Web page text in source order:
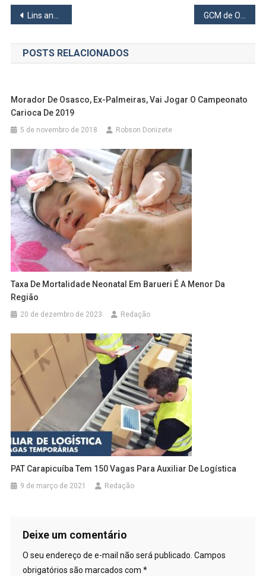
Navegação
de
Post
Lins anuncia que resultados de exames da rede de saúde de Osasco sairão em 24 horas
POSTS RELACIONADOS
Morador De Osasco, Ex-Palmeiras, Vai Jogar O Campeonato
Carioca De 2019
5 de novembro de 2018 Robson Donizete
Taxa De Mortalidade Neonatal Em Barueri É A Menor Da
Região
20 de dezembro de 2023 Redação
PAT Carapicuíba Tem 150 Vagas Para Auxiliar De Logística
9 de março de 2021 Redação
Deixe um comentário
O seu endereço de e-mail não será publicado. Campos
obrigatórios são marcados com *